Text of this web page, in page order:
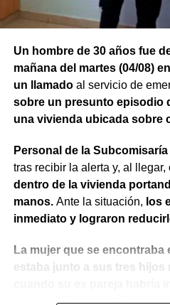
Un hombre de 30 años fue
mañana del martes (04/08)
un llamadoal servicio de
sobre un presunto episodio
una vivienda ubicada sobre
Personal de la Subcomisaría
tras recibir la alerta y, al llegar,
dentro de la vivienda
manos. Ante la situación, los
inmediato y lograron
La mujer que se encontraba
estaba junto a sus tres hijos
fuerza utilizando el hierro